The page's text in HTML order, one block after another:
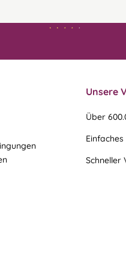
Unsere
Über
Schneller